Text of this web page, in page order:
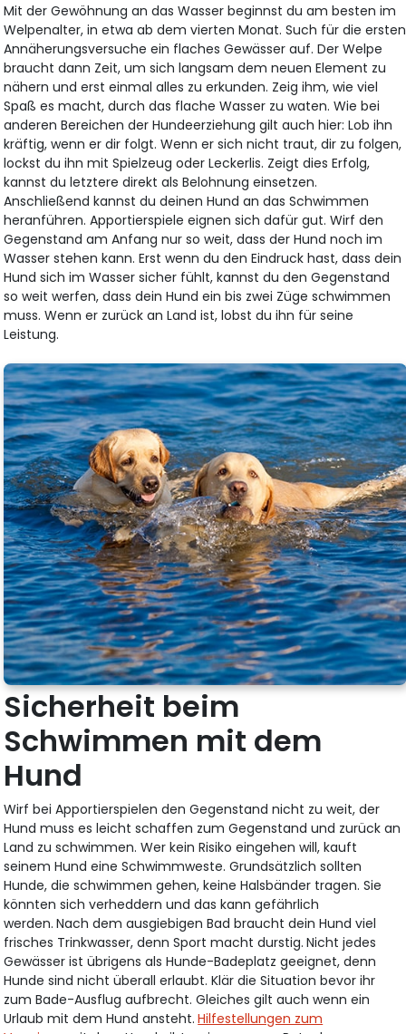
Mit der Gewöhnung an das Wasser beginnst du am besten im
Welpenalter, in etwa ab dem vierten Monat. Such für die ersten
Annäherungsversuche ein flaches Gewässer auf. Der Welpe
braucht dann Zeit, um sich langsam dem neuen Element zu
nähern und erst einmal alles zu erkunden. Zeig ihm, wie viel
Spaß es macht, durch das flache Wasser zu waten. Wie bei
anderen Bereichen der Hundeerziehung gilt auch hier: Lob ihn
kräftig, wenn er dir folgt. Wenn er sich nicht traut, dir zu folgen,
lockst du ihn mit Spielzeug oder Leckerlis. Zeigt dies Erfolg,
kannst du letztere direkt als Belohnung einsetzen.
Anschließend kannst du deinen Hund an das Schwimmen
heranführen. Apportierspiele eignen sich dafür gut. Wirf den
Gegenstand am Anfang nur so weit, dass der Hund noch im
Wasser stehen kann. Erst wenn du den Eindruck hast, dass dein
Hund sich im Wasser sicher fühlt, kannst du den Gegenstand
so weit werfen, dass dein Hund ein bis zwei Züge schwimmen
muss. Wenn er zurück an Land ist, lobst du ihn für seine
Leistung.
Sicherheit beim
Schwimmen mit dem
Hund
Wirf bei Apportierspielen den Gegenstand nicht zu weit, der
Hund muss es leicht schaffen zum Gegenstand und zurück an
Land zu schwimmen. Wer kein Risiko eingehen will, kauft
seinem Hund eine Schwimmweste. Grundsätzlich sollten
Hunde, die schwimmen gehen, keine Halsbänder tragen. Sie
könnten sich verheddern und das kann gefährlich
werden. Nach dem ausgiebigen Bad braucht dein Hund viel
frisches Trinkwasser, denn Sport macht durstig. Nicht jedes
Gewässer ist übrigens als Hunde-Badeplatz geeignet, denn
Hunde sind nicht überall erlaubt. Klär die Situation bevor ihr
zum Bade-Ausflug aufbrecht. Gleiches gilt auch wenn ein
Urlaub mit dem Hund ansteht. Hilfestellungen zum